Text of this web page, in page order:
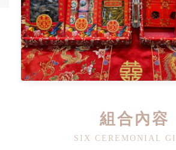
組合內容
SIX CEREMONIAL